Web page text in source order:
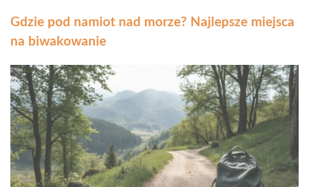
Gdzie pod namiot nad morze? Najlepsze miejsca
na biwakowanie